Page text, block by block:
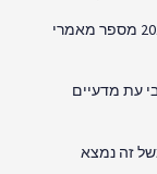
לפי נתונים ממאגר סקופוס, משנת 2008 עד 2018 מספר מאמרי
מציעות שיש כיום כ-30,000 כתבי עת מדעיים
זה נמצא